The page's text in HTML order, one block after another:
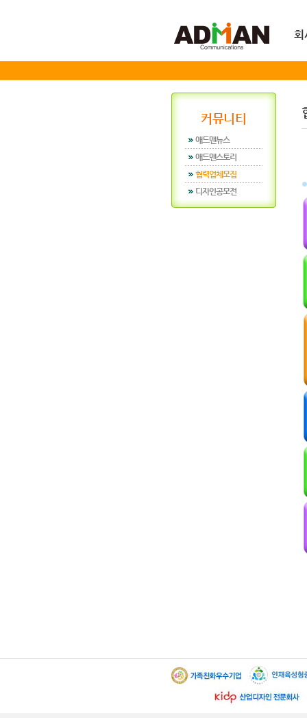
회
커뮤니티
애드맨뉴스
애드맨스토리
협력업체모집
디자인공모전